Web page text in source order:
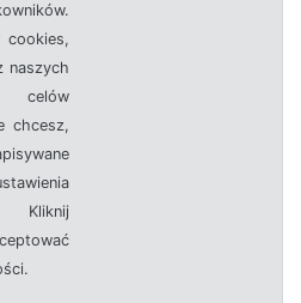
cookies,
naszych
celów
chcesz,
Kliknij